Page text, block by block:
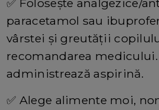
✅ Foloseşte analgezice/
paracetamol sau
vârstei şi greutăţii
recomandarea medicului.
administrează aspirină.
✅ Alege alimente moi,